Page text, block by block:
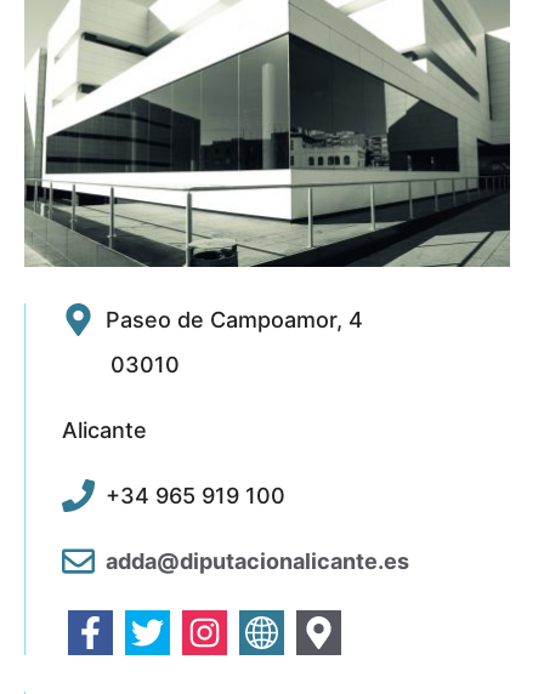
Paseo de Campoamor, 4
03010
Alicante
+34 965 919 100
adda@diputacionalicante.es